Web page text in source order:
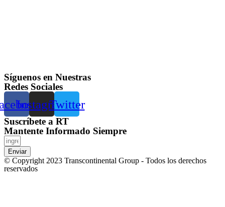
Síguenos en Nuestras
Redes Sociales
InstagramTwitter
Suscríbete a RT
Mantente Informado Siempre
Enviar
© Copyright 2023 Transcontinental Group - Todos los derechos
reservados